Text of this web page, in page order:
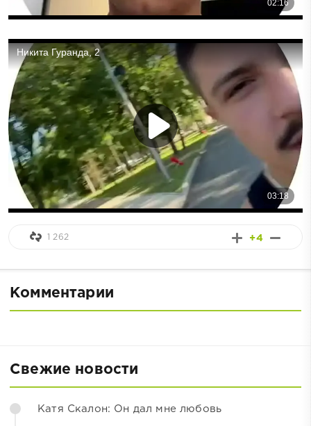
+4
1 262
Комментарии
Свежие новости
Катя Скалон: Он дал мне любовь